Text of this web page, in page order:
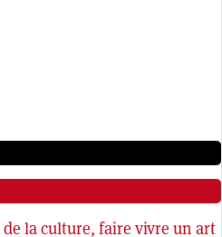
la culture, faire vivre un art